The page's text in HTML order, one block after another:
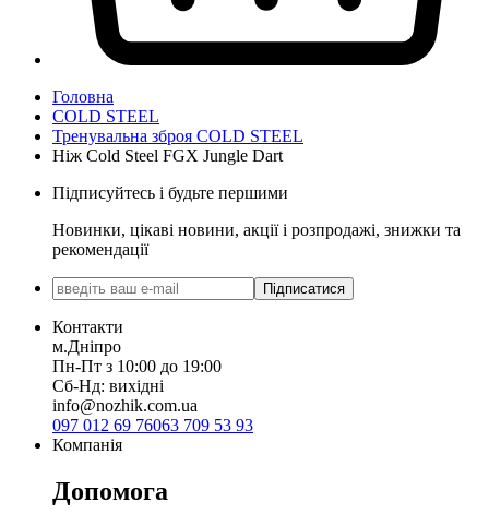
Головна
COLD STEEL
Тренувальна зброя COLD STEEL
Ніж Cold Steel FGX Jungle Dart
Підписуйтесь і будьте першими
Новинки, цікаві новини, акції і розпродажі, знижки та
рекомендації
Підписатися
Контакти
м.Дніпро
Пн-Пт з 10:00 до 19:00
Сб-Нд: вихідні
info@nozhik.com.ua
097 012 69 76063 709 53 93
Компанія
Допомога